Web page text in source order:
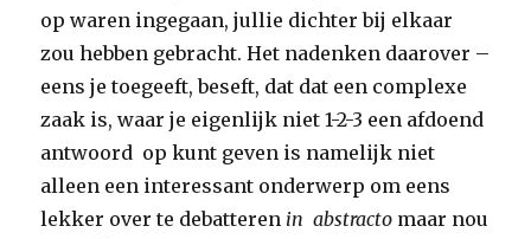
op waren ingegaan, jullie dichter bij elkaar
zou hebben gebracht. Het nadenken daarover –
eens je toegeeft, beseft, dat dat een complexe
zaak is, waar je eigenlijk niet 1-2-3 een afdoend
antwoord op kunt geven is namelijk niet
alleen een interessant onderwerp om eens
lekker over te debatteren in abstracto maar nou